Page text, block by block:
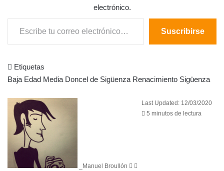
electrónico.
Escribe tu correo electrónico…
Suscribirse
Etiquetas
Baja Edad Media Doncel de Sigüenza Renacimiento Sigüenza
_Manuel Broullón
Follow
Send
an
Last Updated: 12/03/2020
5 minutos de lectura